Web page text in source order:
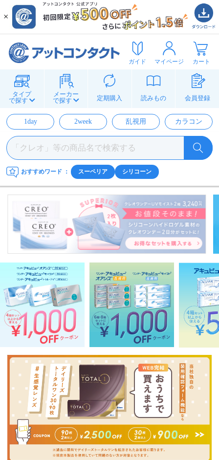
ガイド マイページ カート
タイプ
で探す
メーカー
で探す
定期購入 読みもの 会員登録
1day 2week 乱視用 カラコン
おすすめワード ： スーペリア シリコーン